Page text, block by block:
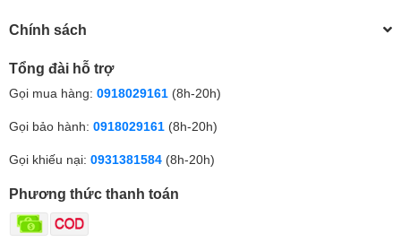
Chính sách
Tổng đài hỗ trợ
Gọi mua hàng: 0918029161 (8h-20h)
Gọi bảo hành: 0918029161 (8h-20h)
Gọi khiếu nại: 0931381584 (8h-20h)
Phương thức thanh toán